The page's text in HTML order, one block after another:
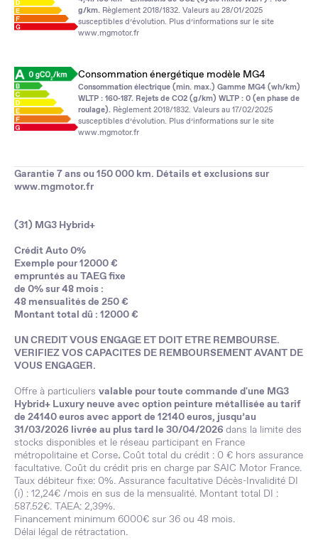
g/km. Règlement 2018/1832. Valeurs au 28/01/2025
susceptibles d’évolution. Plus d’informations sur le site
www.mgmotor.fr
Consommation énergétique modèle MG4
Consommation électrique (min. max.) Gamme MG4 (wh/km)
WLTP : 160‑187. Rejets de CO2 (g/km) WLTP : 0 (en phase de
roulage). Règlement 2018/1832. Valeurs au 17/02/2025
susceptibles d’évolution. Plus d’informations sur le site
www.mgmotor.fr
Garantie 7 ans ou 150 000 km. Détails et exclusions sur
www.mgmotor.fr
(31) MG3 Hybrid+
Crédit Auto 0%
Exemple pour 12000 €
empruntés au TAEG fixe
de 0% sur 48 mois :
48 mensualités de 250 €
Montant total dû : 12000 €
UN CREDIT VOUS ENGAGE ET DOIT ETRE REMBOURSE.
VERIFIEZ VOS CAPACITES DE REMBOURSEMENT AVANT DE
VOUS ENGAGER.
Offre à particuliers valable pour toute commande d'une MG3
Hybrid+ Luxury neuve avec option peinture métallisée au tarif
de 24140 euros avec apport de 12140 euros, jusqu’au
31/03/2026 livrée au plus tard le 30/04/2026 dans la limite des
stocks disponibles et le réseau participant en France
métropolitaine et Corse. Coût total du crédit : 0 € hors assurance
facultative. Coût du crédit pris en charge par SAIC Motor France.
Taux débiteur fixe: 0%. Assurance facultative Décès-Invalidité DI
(i) : 12,24€ /mois en sus de la mensualité. Montant total DI :
587.52€. TAEA: 2,39%.
Financement minimum 6000€ sur 36 ou 48 mois.
Délai légal de rétractation.